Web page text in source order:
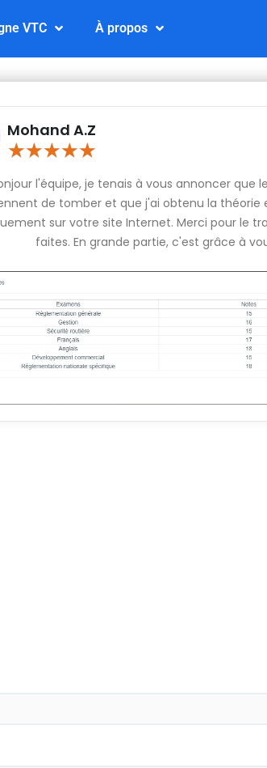
VTC À propos
Mohand A.Z
★★★★★
l'équipe, je tenais à vous annoncer que
de tomber et que j'ai obtenu la théorie
sur votre site Internet. Merci pour le
faites. En grande partie, c'est grâce à